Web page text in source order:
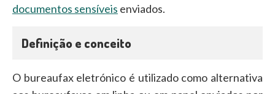
documentos sensíveis enviados.
Definição e conceito
O bureaufax eletrónico é utilizado como alternativa